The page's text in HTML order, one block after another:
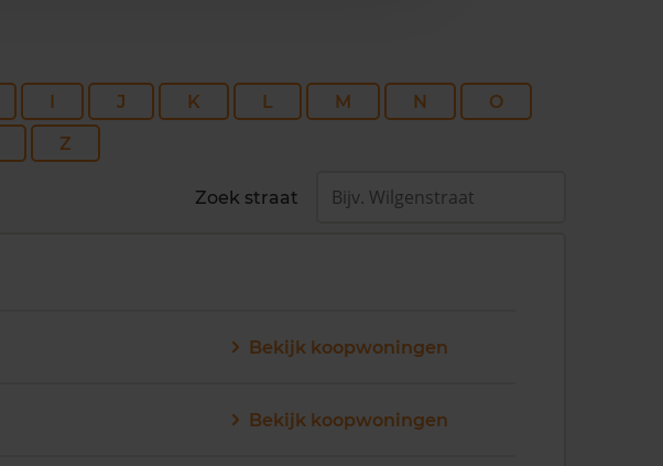
I J K L M N
O
Z
Zoek straat
Bekijk koopwoningen
Bekijk koopwoningen